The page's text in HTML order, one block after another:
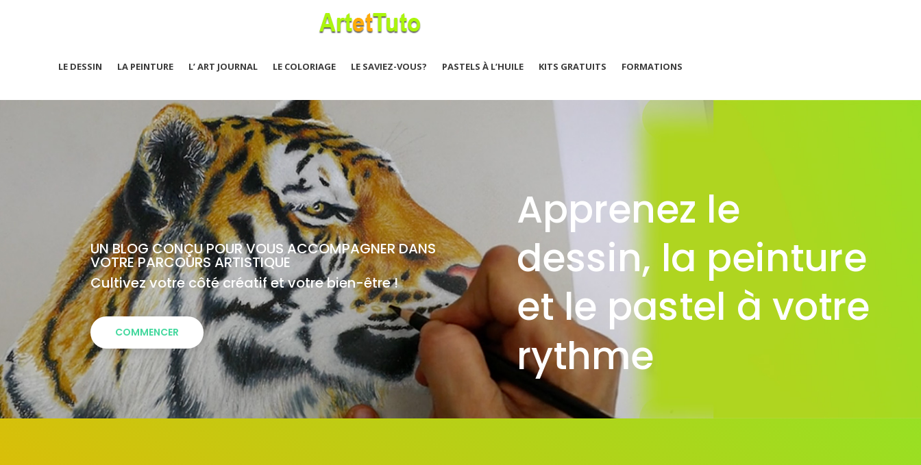
LE DESSIN LA PEINTURE L’ ART JOURNAL LE COLORIAGE LE SAVIEZ-VOUS? PASTELS À L’HUILE KITS GRATUITS FORMATIONS
UN BLOG CONÇU POUR VOUS ACCOMPAGNER DANS
VOTRE PARCOURS ARTISTIQUE
Cultivez votre côté créatif et votre bien-être !
COMMENCER
Apprenez le
dessin, la peinture
et le pastel à votre
rythme